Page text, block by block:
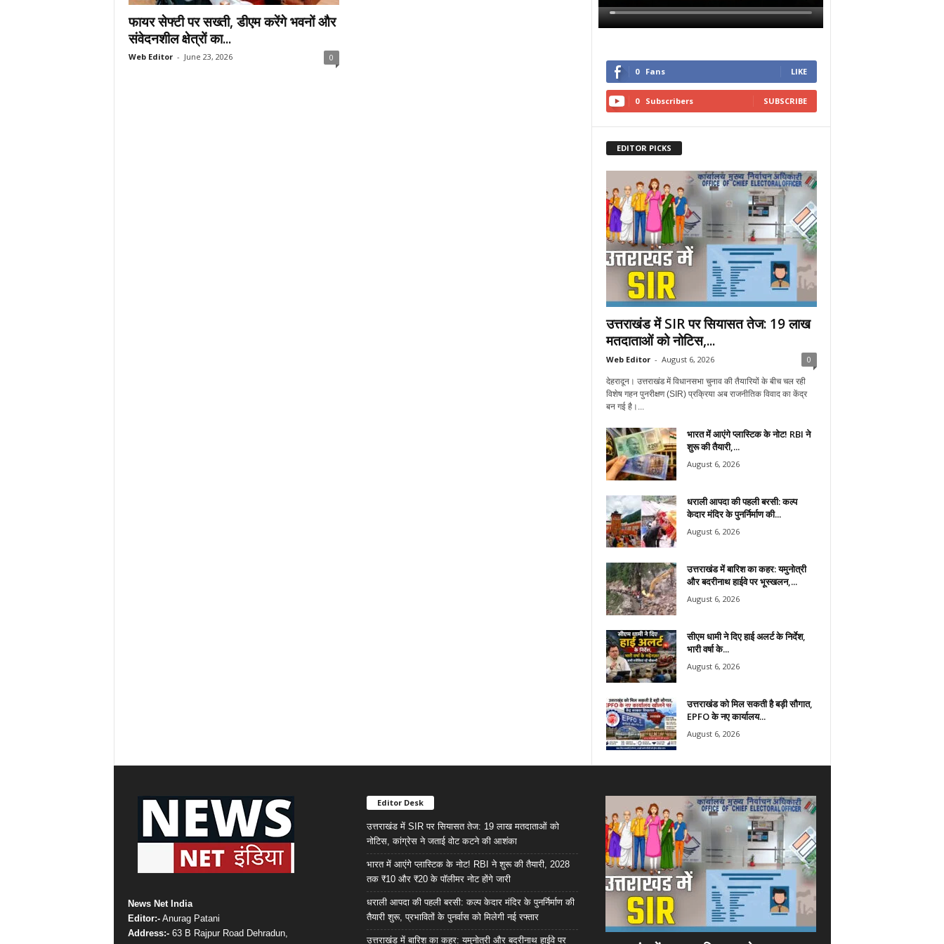
फायर सेफ्टी पर सख्ती, डीएम करेंगे भवनों और
संवेदनशील क्षेत्रों का...
Web Editor - June 23, 2026 0
0 Fans LIKE
0 Subscribers SUBSCRIBE
EDITOR PICKS
उत्तराखंड में SIR पर सियासत तेज: 19 लाख
मतदाताओं को नोटिस,...
Web Editor - August 6, 2026 0
देहरादून। उत्तराखंड में विधानसभा चुनाव की तैयारियों के बीच चल रही
विशेष गहन पुनरीक्षण (SIR) प्रक्रिया अब राजनीतिक विवाद का केंद्र
बन गई है।...
भारत में आएंगे प्लास्टिक के नोट! RBI ने
शुरू की तैयारी,...
August 6, 2026
धराली आपदा की पहली बरसी: कल्प
केदार मंदिर के पुनर्निर्माण की...
August 6, 2026
उत्तराखंड में बारिश का कहर: यमुनोत्री
और बदरीनाथ हाईवे पर भूस्खलन,...
August 6, 2026
सीएम धामी ने दिए हाई अलर्ट के निर्देश,
भारी वर्षा के...
August 6, 2026
उत्तराखंड को मिल सकती है बड़ी सौगात,
EPFO के नए कार्यालय...
August 6, 2026
News Net India
Editor:-Anurag Patani
Address:-63 B Rajpur Road Dehradun,
Editor Desk
उत्तराखंड में SIR पर सियासत तेज: 19 लाख मतदाताओं को
नोटिस, कांग्रेस ने जताई वोट कटने की आशंका
भारत में आएंगे प्लास्टिक के नोट! RBI ने शुरू की तैयारी, 2028
तक ₹10 और ₹20 के पॉलीमर नोट होंगे जारी
धराली आपदा की पहली बरसी: कल्प केदार मंदिर के पुनर्निर्माण की
तैयारी शुरू, प्रभावितों के पुनर्वास को मिलेगी नई रफ्तार
उत्तराखंड में बारिश का कहर: यमुनोत्री और बदरीनाथ हाईवे पर